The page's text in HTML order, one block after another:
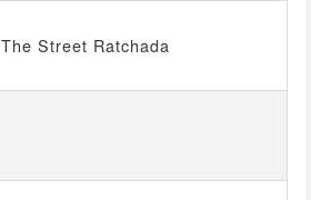
The Street Ratchada